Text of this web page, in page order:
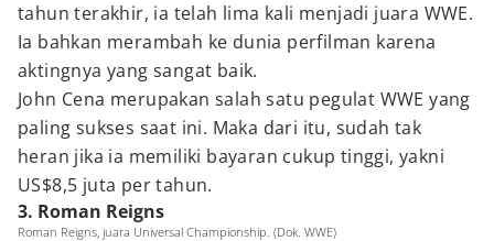
tahun terakhir, ia telah lima kali menjadi juara WWE.
Ia bahkan merambah ke dunia perfilman karena
aktingnya yang sangat baik.
John Cena merupakan salah satu pegulat WWE yang
paling sukses saat ini. Maka dari itu, sudah tak
heran jika ia memiliki bayaran cukup tinggi, yakni
US$8,5 juta per tahun.
3. Roman Reigns
Roman Reigns, juara Universal Championship. (Dok. WWE)